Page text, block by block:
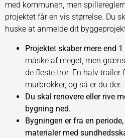
med kommunen, men
projektet får en vis størrelse. Du
huske at anmelde dit
Projektet skaber mere end
måske af meget, men
de fleste tror. En halv trailer
murbrokker, og så er du der.
Du skal renovere eller rive
bygning ned.
Bygningen er fra en
materialer med